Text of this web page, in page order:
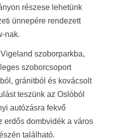
részese lehetünk
ünnepére rendezett
nak.
szoborparkba,
szoborcsoport
gránitból és kovácsolt
teszünk az Oslóból
autózásra fekvő
erdős dombvidék a város
található.